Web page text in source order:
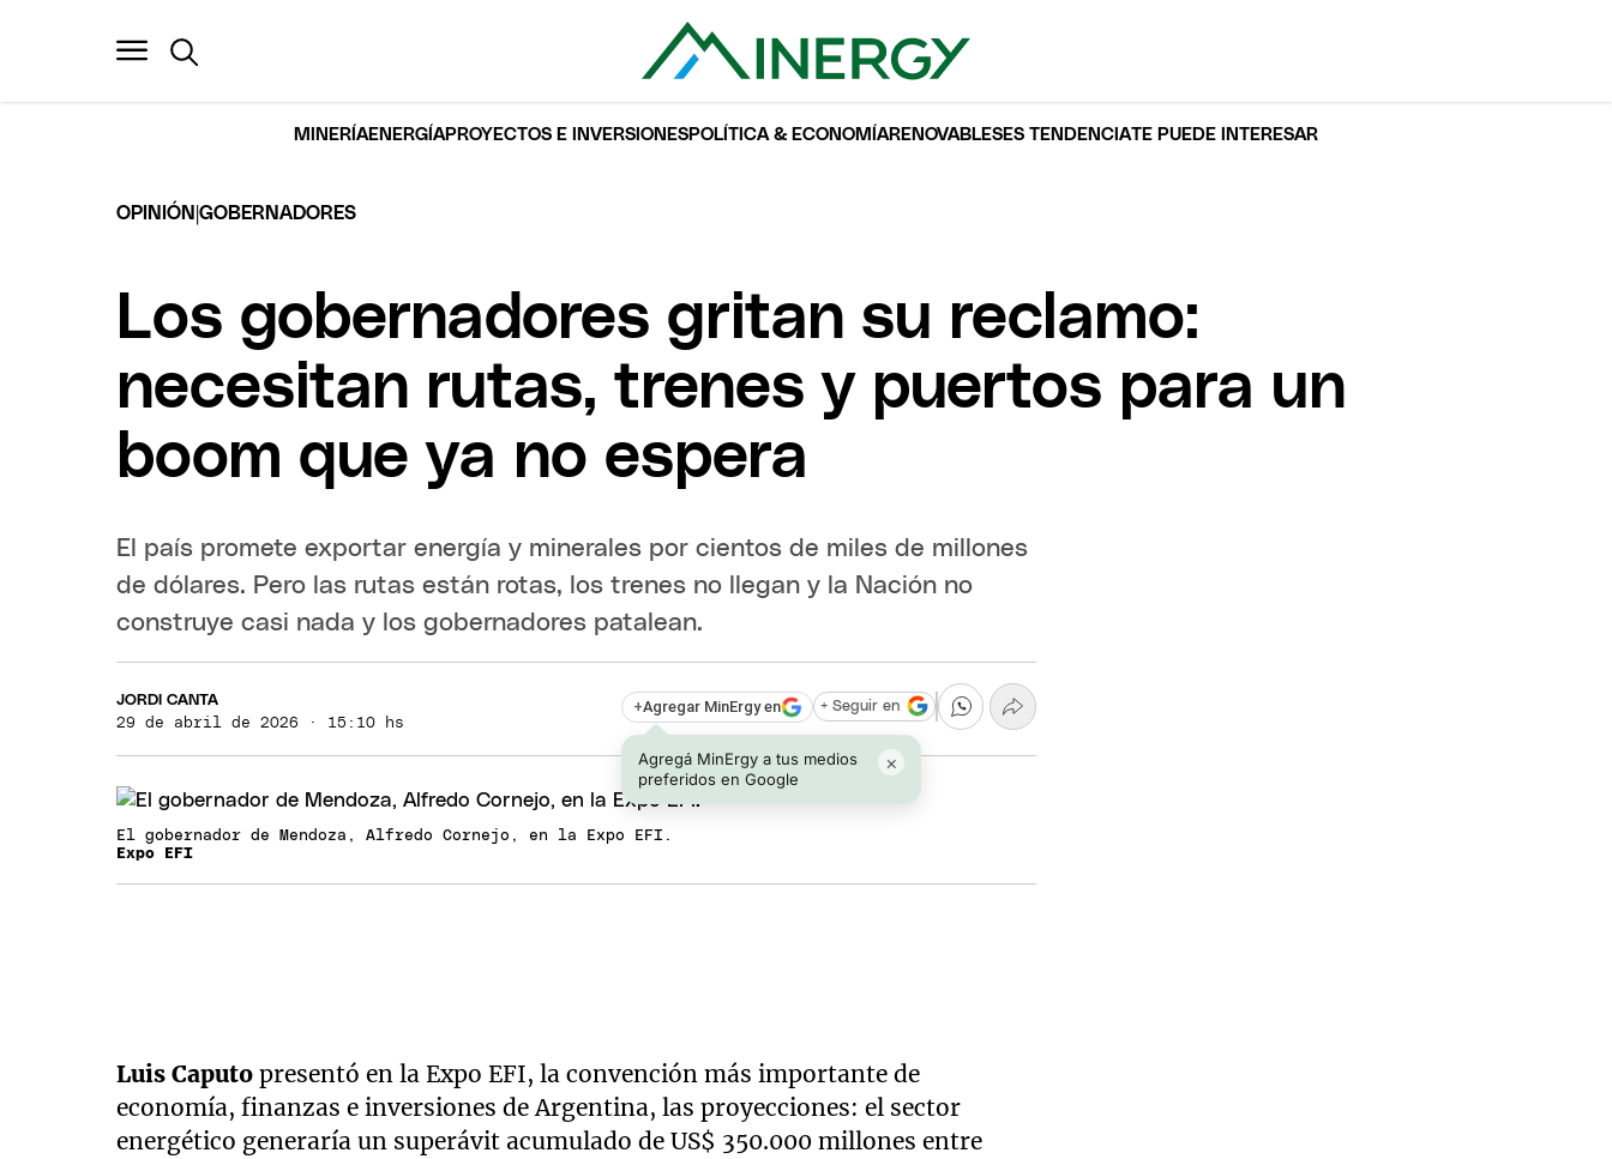
MINERÍAENERGÍAPROYECTOS E INVERSIONESPOLÍTICA & ECONOMÍARENOVABLESES TENDENCIATE PUEDE INTERESAR
OPINIÓN |GOBERNADORES
Los gobernadores gritan su reclamo:
necesitan rutas, trenes y puertos para un
boom que ya no espera
El país promete exportar energía y minerales por cientos de miles de millones
de dólares. Pero las rutas están rotas, los trenes no llegan y la Nación no
construye casi nada y los gobernadores patalean.
JORDI CANTA
29 de abril de 2026 · 15:10 hs
+Agregar MinErgy en
Agregá MinErgy a tus medios
preferidos en Google
×
+ Seguir en
El gobernador de Mendoza, Alfredo Cornejo, en la Expo EFI.
Expo EFI
Luis Caputo presentó en la Expo EFI, la convención más importante de
economía, finanzas e inversiones de Argentina, las proyecciones: el sector
energético generaría un superávit acumulado de US$ 350.000 millones entre